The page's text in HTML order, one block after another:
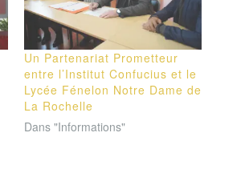
Un Partenariat Prometteur
entre l’Institut Confucius et le
Lycée Fénelon Notre Dame de
La Rochelle
Dans "Informations"